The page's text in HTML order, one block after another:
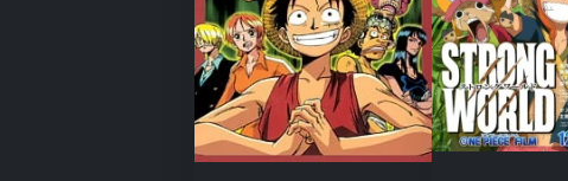
Detaylar